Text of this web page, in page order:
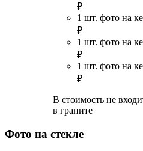
₽
1 шт. фото на
₽
1 шт. фото на
₽
1 шт. фото на
₽
В стоимость не
в граните
Фото на стекле